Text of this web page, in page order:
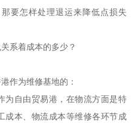
要怎样处理退运来降低点损失
系着成本的多少？
作为维修基地的：
为自由贸易港，在物流方面是特
成本、物流成本等维修各环节成